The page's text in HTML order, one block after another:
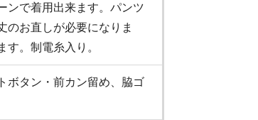
ンで着用出来ます。パンツ
のお直しが必要になりま
す。制電糸入り。
ボタン・前カン留め、脇ゴ